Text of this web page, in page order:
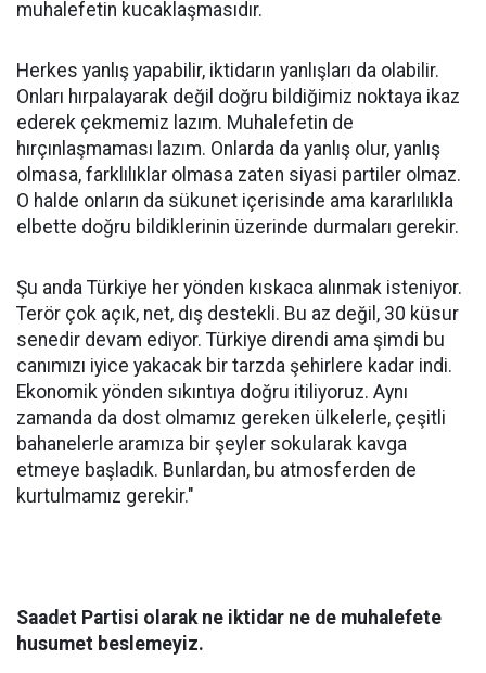
muhalefetin kucaklaşmasıdır.
Herkes yanlış yapabilir, iktidarın yanlışları da olabilir.
Onları hırpalayarak değil doğru bildiğimiz noktaya ikaz
ederek çekmemiz lazım. Muhalefetin de
hırçınlaşmaması lazım. Onlarda da yanlış olur, yanlış
olmasa, farklılıklar olmasa zaten siyasi partiler olmaz.
O halde onların da sükunet içerisinde ama kararlılıkla
elbette doğru bildiklerinin üzerinde durmaları gerekir.
Şu anda Türkiye her yönden kıskaca alınmak isteniyor.
Terör çok açık, net, dış destekli. Bu az değil, 30 küsur
senedir devam ediyor. Türkiye direndi ama şimdi bu
canımızı iyice yakacak bir tarzda şehirlere kadar indi.
Ekonomik yönden sıkıntıya doğru itiliyoruz. Aynı
zamanda da dost olmamız gereken ülkelerle, çeşitli
bahanelerle aramıza bir şeyler sokularak kavga
etmeye başladık. Bunlardan, bu atmosferden de
kurtulmamız gerekir."
Saadet Partisi olarak ne iktidar ne de muhalefete
husumet beslemeyiz.